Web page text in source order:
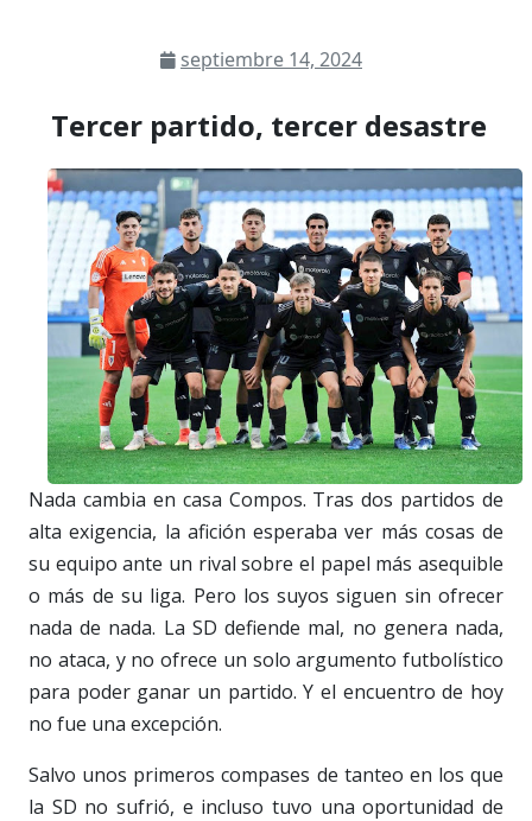
septiembre 14, 2024
Tercer partido, tercer desastre
Nada cambia en casa Compos. Tras dos partidos de
alta exigencia, la afición esperaba ver más cosas de
su equipo ante un rival sobre el papel más asequible
o más de su liga. Pero los suyos siguen sin ofrecer
nada de nada. La SD defiende mal, no genera nada,
no ataca, y no ofrece un solo argumento futbolístico
para poder ganar un partido. Y el encuentro de hoy
no fue una excepción.
Salvo unos primeros compases de tanteo en los que
la SD no sufrió, e incluso tuvo una oportunidad de